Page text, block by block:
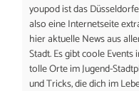
7. MAI 2026 UM 16:30 14. MAI
youpod ist das
also eine Internetseite
hier aktuelle News aus
Stadt. Es gibt coole Events
tolle Orte im Jugend-
und Tricks, die dich im